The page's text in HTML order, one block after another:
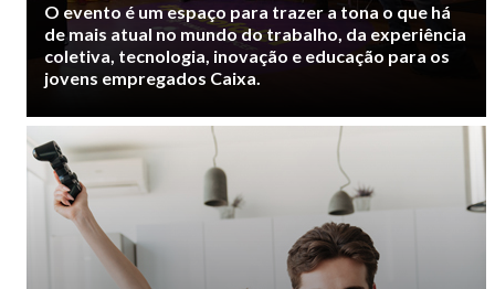
O evento é um espaço para trazer a tona o que há
de mais atual no mundo do trabalho, da experiência
coletiva, tecnologia, inovação e educação para os
jovens empregados Caixa.